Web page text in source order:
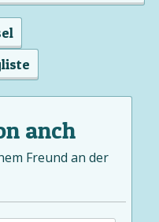
anch
Freund an der